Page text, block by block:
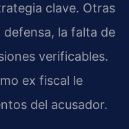
clave. Otras
la falta de
verificables.
ex fiscal le
del acusador.